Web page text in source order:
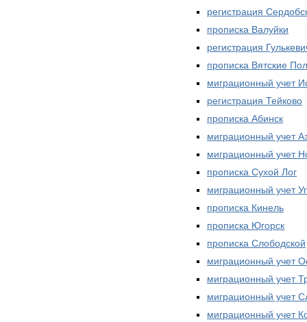
регистрация
прописка Валуйки
регистрация
прописка Вятские
миграционный учет
регистрация Тейково
прописка Абинск
миграционный учет
миграционный учет
прописка Сухой Лог
миграционный учет
прописка Кинель
прописка Югорск
прописка Слободской
миграционный учет
миграционный учет
миграционный учет
миграционный учет